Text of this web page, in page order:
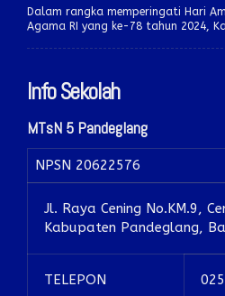
Dalam rangka memperingati Hari
Agama RI yang ke-78 tahun 2024,
Info Sekolah
MTsN 5 Pandeglang
NPSN 20622576
Jl. Raya Cening No.KM.9,
Kabupaten Pandeglang,
TELEPON